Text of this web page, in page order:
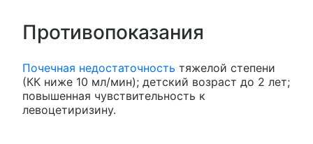
Противопоказания
Почечная недостаточность тяжелой степени
(КК ниже 10 мл/мин); детский возраст до 2 лет;
повышенная чувствительность к
левоцетиризину.